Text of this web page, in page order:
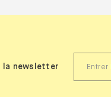
la newsletter